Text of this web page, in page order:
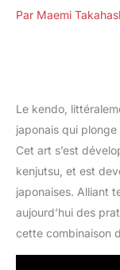
Par Maemi
Le kendo,
japonais qui plonge
Cet art s’est
kenjutsu, et est
japonaises. Alliant
aujourd’hui des
cette combinaison